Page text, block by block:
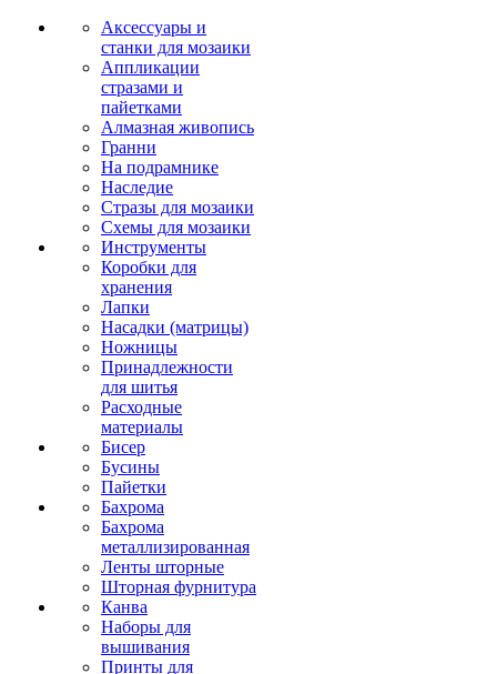
Аксессуары и
станки для мозаики
Аппликации
стразами и
пайетками
Алмазная живопись
Гранни
На подрамнике
Наследие
Стразы для мозаики
Схемы для мозаики
Инструменты
Коробки для
хранения
Лапки
Насадки (матрицы)
Ножницы
Принадлежности
для шитья
Расходные
материалы
Бисер
Бусины
Пайетки
Бахрома
Бахрома
металлизированная
Ленты шторные
Шторная фурнитура
Канва
Наборы для
вышивания
Принты для